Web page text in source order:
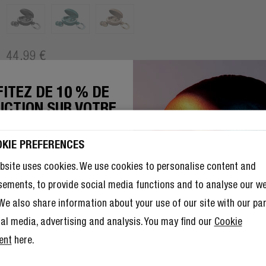
PREFERENCES
uses cookies. We use cookies to personalise content and
to provide social media functions and to analyse our
also share information about your use of our site with our
media, advertising and analysis. You may find our Cookie
here.
44,99 €
POURQUOI LES PEARLS ?
qui protègent votre audition lors de festivals, de concerts et
les niveaux sonores nocifs tout en maintenant une
voix.
EN APPRENDRE DAVANTAGE
DE 10 % DE
SUR VOTRE
!
dès maintenant.